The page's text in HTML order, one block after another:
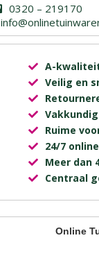
0320 – 219170
A-
Veilig en
Ruime
24/7
Meer dan
Centraal
Online